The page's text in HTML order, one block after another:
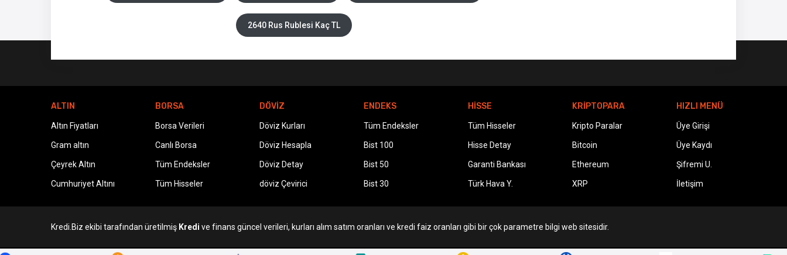
2640 Rus Rublesi Kaç TL
ALTIN
Altın Fiyatları
Gram altın
Çeyrek Altın
Cumhuriyet Altını
BORSA
Borsa Verileri
Canlı Borsa
Tüm Endeksler
Tüm Hisseler
DÖVİZ
Döviz Kurları
Döviz Hesapla
Döviz Detay
döviz Çevirici
ENDEKS
Tüm Endeksler
Bist 100
Bist 50
Bist 30
HİSSE
Tüm Hisseler
Hisse Detay
Garanti Bankası
Türk Hava Y.
KRİPTOPARA
Kripto Paralar
Bitcoin
Ethereum
XRP
HIZLI MENÜ
Üye Girişi
Üye Kaydı
Şifremi U.
İletişim
Kredi.Biz ekibi tarafından üretilmiş Kredi ve finans güncel verileri, kurları alım satım oranları ve kredi faiz oranları gibi bir çok parametre bilgi web sitesidir.